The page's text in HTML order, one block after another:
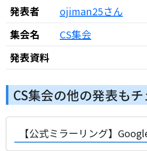
発表者
ojiman25さん
集会名
CS集会
発表資料
CS集会の他の発表もチ